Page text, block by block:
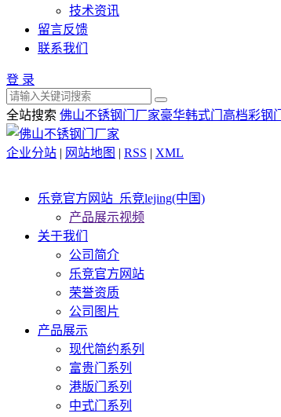
技术资讯
留言反馈
联系我们
登 录
全站搜索 佛山不锈钢门厂家豪华韩式门 高档彩钢门
企业分站 | 网站地图 | RSS | XML
乐竞官方网站_乐竞lejing(中国)
产品展示视频
关于我们
公司简介
乐竞官方网站
荣誉资质
公司图片
产品展示
现代简约系列
富贵门系列
港版门系列
中式门系列